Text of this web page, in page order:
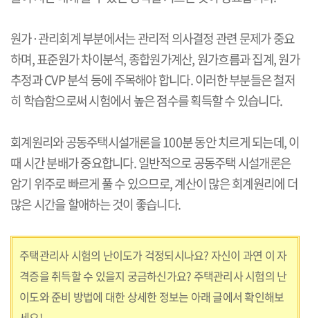
원가·관리회계 부분에서는 관리적 의사결정 관련 문제가 중요
하며, 표준원가 차이분석, 종합원가계산, 원가흐름과 집계, 원가
추정과 CVP 분석 등에 주목해야 합니다. 이러한 부분들은 철저
히 학습함으로써 시험에서 높은 점수를 획득할 수 있습니다.
회계원리와 공동주택시설개론을 100분 동안 치르게 되는데, 이
때 시간 분배가 중요합니다. 일반적으로 공동주택 시설개론은
암기 위주로 빠르게 풀 수 있으므로, 계산이 많은 회계원리에 더
많은 시간을 할애하는 것이 좋습니다.
주택관리사 시험의 난이도가 걱정되시나요? 자신이 과연 이 자
격증을 취득할 수 있을지 궁금하신가요? 주택관리사 시험의 난
이도와 준비 방법에 대한 상세한 정보는 아래 글에서 확인해보